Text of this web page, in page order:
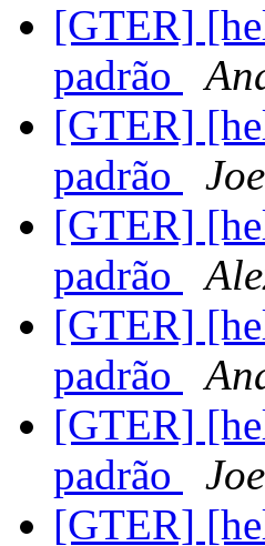
[GTER]
padrão
[GTER]
padrão
[GTER]
padrão
[GTER]
padrão
[GTER]
padrão
[GTER]